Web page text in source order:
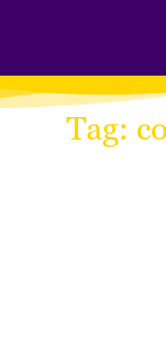
Tag: